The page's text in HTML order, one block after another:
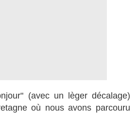
(avec un lèger décalage)
où nous avons parcouru